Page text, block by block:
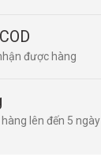
được hàng
lên đến 5 ngày